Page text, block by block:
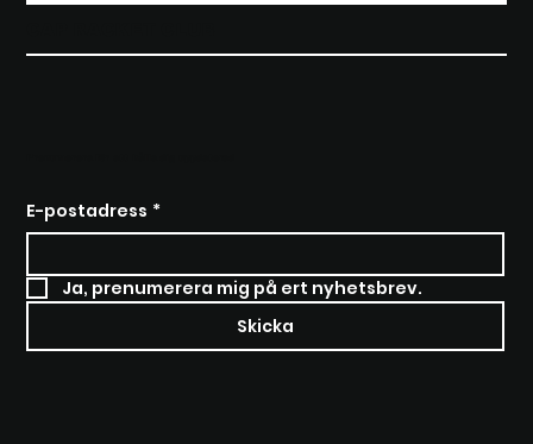
E-postadress *
Ja, prenumerera mig på ert nyhetsbrev.
Skicka